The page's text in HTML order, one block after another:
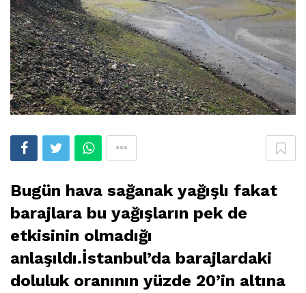
Bugün hava sağanak yağışlı fakat
barajlara bu yağışların pek de
etkisinin olmadığı
anlaşıldı.İstanbul’da barajlardaki
doluluk oranının yüzde 20’in altına